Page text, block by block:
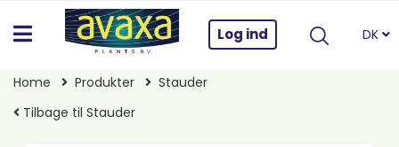
Log ind DK
Home Produkter
Stauder
Tilbage til Stauder